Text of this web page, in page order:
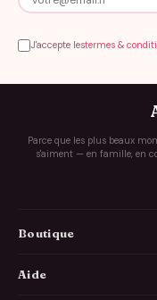
J'accepte lestermes &
Parce que les plus beaux
s'aiment — en famille, en
Boutique
Aide